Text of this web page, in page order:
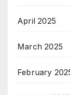
April 2025
March 2025
February